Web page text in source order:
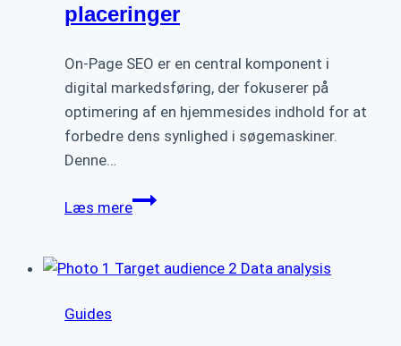
placeringer
On-Page SEO er en central komponent i
digital markedsføring, der fokuserer på
optimering af en hjemmesides indhold for at
forbedre dens synlighed i søgemaskiner.
Denne…
Læs mereOn-
Optimering
Guides